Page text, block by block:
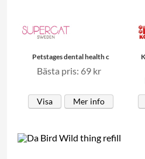
Petstages dental health c
Bästa pris: 69 kr
Visa Mer info